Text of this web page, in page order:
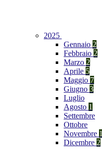
2025
Gennaio 2
Febbraio 2
Marzo 2
Aprile 5
Maggio 7
Giugno 3
Luglio
Agosto 1
Settembre
Ottobre
Novembre 1
Dicembre 2